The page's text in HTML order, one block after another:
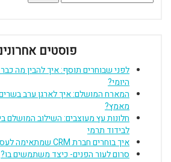
פוסטים
לפני שבוחרים תוסף: איך להבין מה
היומי?
המארח המושלם: איך לארגן ערב
מאמץ?
חלונות עץ מעוצבים: השילוב המושלם
לבידוד תרמי
איך בוחרים חברת CRM שמתאימה לעסק?
סרום לעור הפנים- כיצד משתמשים בו?